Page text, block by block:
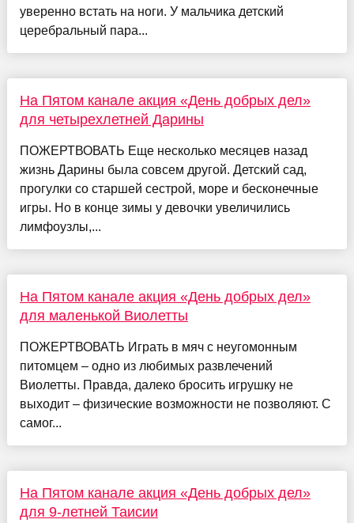
уверенно встать на ноги. У мальчика детский
церебральный пара...
На Пятом канале акция «День добрых дел»
для четырехлетней Дарины
ПОЖЕРТВОВАТЬ Еще несколько месяцев назад
жизнь Дарины была совсем другой. Детский сад,
прогулки со старшей сестрой, море и бесконечные
игры. Но в конце зимы у девочки увеличились
лимфоузлы,...
На Пятом канале акция «День добрых дел»
для маленькой Виолетты
ПОЖЕРТВОВАТЬ Играть в мяч с неугомонным
питомцем – одно из любимых развлечений
Виолетты. Правда, далеко бросить игрушку не
выходит – физические возможности не позволяют. С
самог...
На Пятом канале акция «День добрых дел»
для 9-летней Таисии